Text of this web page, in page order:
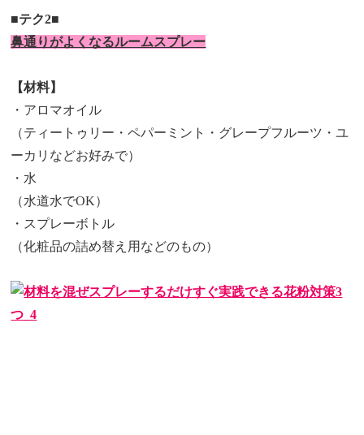
■テク2■
鼻通りがよくなるルームスプレー
【材料】
・アロマオイル
（ティートゥリー・ペパーミント・グレープフルーツ・ユ
ーカリなどお好みで）
・水
（水道水でOK）
・スプレーボトル
（化粧品の詰め替え用などのもの）